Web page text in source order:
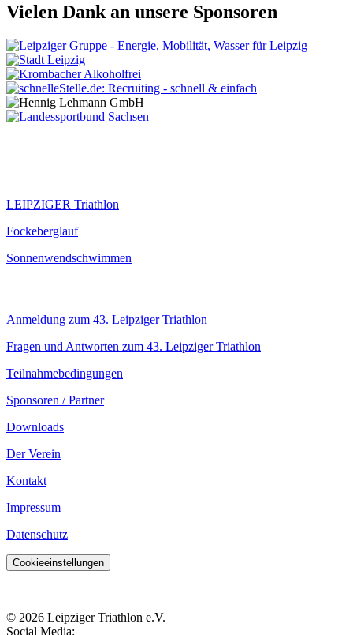
Vielen Dank an unsere Sponsoren
LEIPZIGER Triathlon
Fockeberglauf
Sonnenwendschwimmen
Anmeldung zum 43. Leipziger Triathlon
Fragen und Antworten zum 43. Leipziger Triathlon
Teilnahmebedingungen
Sponsoren / Partner
Downloads
Der Verein
Kontakt
Impressum
Datenschutz
Cookieeinstellungen
© 2026 Leipziger Triathlon e.V.
Social Media: